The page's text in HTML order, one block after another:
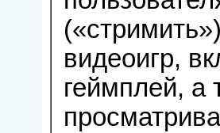
видеоигр,
геймплей, а